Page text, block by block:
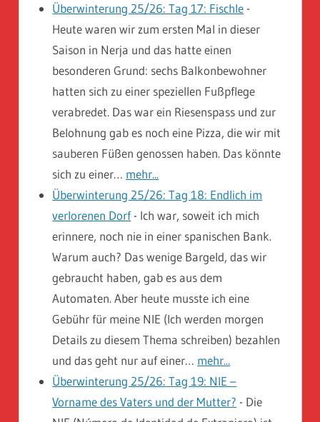
Überwinterung 25/26: Tag 17: Fischle -
Heute waren wir zum ersten Mal in dieser
Saison in Nerja und das hatte einen
besonderen Grund: sechs Balkonbewohner
hatten sich zu einer speziellen Fußpflege
verabredet. Das war ein Riesenspass und zur
Belohnung gab es noch eine Pizza, die wir mit
sauberen Füßen genossen haben. Das könnte
sich zu einer… mehr...
Überwinterung 25/26: Tag 18: Endlich im
verlorenen Dorf- Ich war, soweit ich mich
erinnere, noch nie in einer spanischen Bank.
Warum auch? Das wenige Bargeld, das wir
gebraucht haben, gab es aus dem
Automaten. Aber heute musste ich eine
Gebühr für meine NIE (Ich werden morgen
Details zu diesem Thema schreiben) bezahlen
und das geht nur auf einer… mehr...
Überwinterung 25/26: Tag 19: NIE –
Vorname des Vaters und der Mutter? - Die